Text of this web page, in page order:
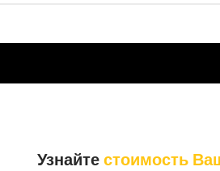
Узнайтестоимость